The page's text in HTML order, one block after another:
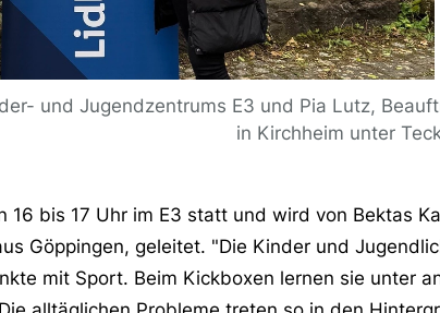
und Jugendzentrums E3 und Pia Lutz,
in Kirchheim unter
16 bis 17 Uhr im E3 statt und wird von Bektas
Göppingen, geleitet. "Die Kinder und
mit Sport. Beim Kickboxen lernen sie unter